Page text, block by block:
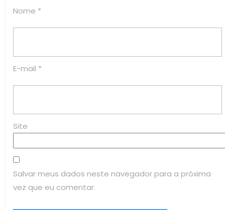
Nome *
E-mail *
Site
Salvar meus dados neste navegador para a próxima
vez que eu comentar.